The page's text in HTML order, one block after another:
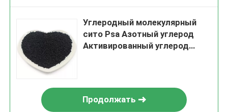
Углеродный молекулярный
сито Psa Азотный углерод
Активированный углерод
Продолжать